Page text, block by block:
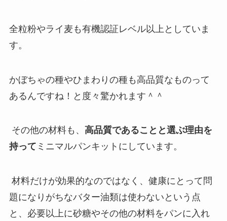
全粒粉やライ麦も有機認証レベル以上としていま
す。
かぼちゃの種やひまわりの種も高品質なものって
あるんですね！と度々驚かれます＾＾
その他の材料も、 高品質であることと選ぶ理由を
持って ミニマルパンキットにしています。
材料だけが効果的なのではなく、健康にとって問
題になりがちなバター油類は使わないという点
と、必要以上に砂糖やその他の材料をパンに入れ